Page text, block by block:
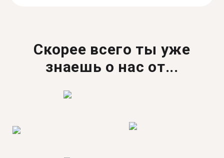
Скорее всего ты уже
знаешь о нас от...